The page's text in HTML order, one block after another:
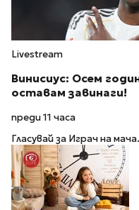
Livestream
Винисиус: Осем
оставам завинаги!
преди 11 часа
Гласувай за Играч на